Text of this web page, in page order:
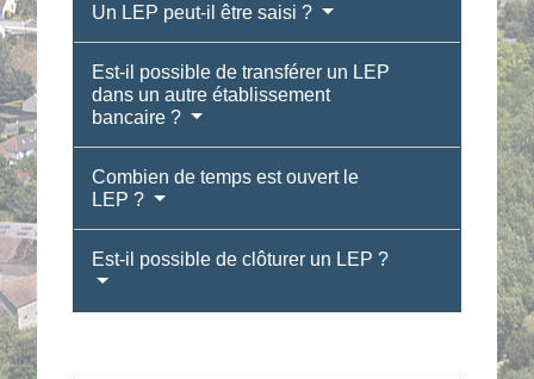
Un LEP peut-il être saisi ?
Est-il possible de transférer un LEP
dans un autre établissement
bancaire ?
Combien de temps est ouvert le
LEP ?
Est-il possible de clôturer un LEP ?